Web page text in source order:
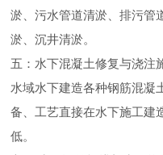
淤、污水管道清淤、排污管
淤、沉井清淤。
五：水下混凝土修复与浇注
水域水下建造各种钢筋混凝
备、工艺直接在水下施工建
低。